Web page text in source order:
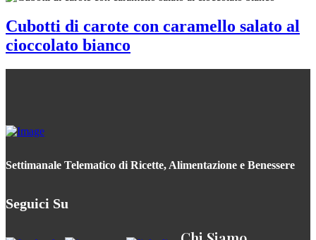
Cubotti di carote con caramello salato al
cioccolato bianco
Settimanale Telematico di Ricette, Alimentazione e Benessere
Seguici Su